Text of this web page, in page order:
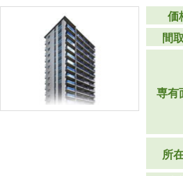
価
間
専有
所